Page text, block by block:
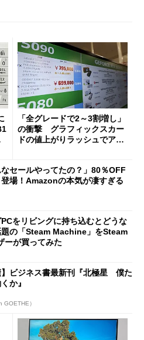
「全グレードで2～3割増し」
の衝撃 グラフィックスカー
ドの値上がりラッシュでアキ
なセールやってたの？」80％OFF
場！Amazonの本気が凄すぎる
をリビングに持ち込むとどうな
の「Steam Machine」をSteam
ーが買ってみた
】ビジネス書最新刊『北極星 僕た
か』
GOETHE）